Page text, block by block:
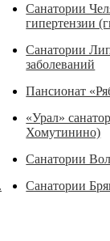
Санатории
гипертензии
Санатории
заболеваний
Пансионат
«Урал»
Хомутинино)
Санатории
Санатории